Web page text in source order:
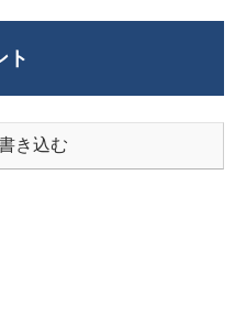
ト
き込む